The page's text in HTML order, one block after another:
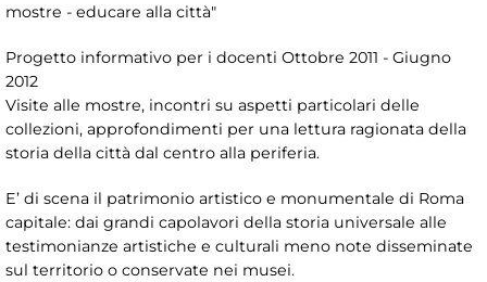
mostre - educare alla città"
Progetto informativo per i docenti Ottobre 2011 - Giugno
2012
Visite alle mostre, incontri su aspetti particolari delle
collezioni, approfondimenti per una lettura ragionata della
storia della città dal centro alla periferia.
E’ di scena il patrimonio artistico e monumentale di Roma
capitale: dai grandi capolavori della storia universale alle
testimonianze artistiche e culturali meno note disseminate
sul territorio o conservate nei musei.